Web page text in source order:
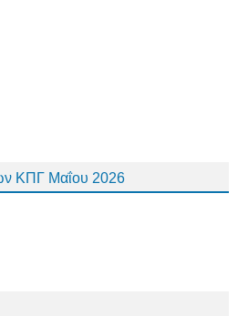
ΚΠΓ Μαΐου 2026